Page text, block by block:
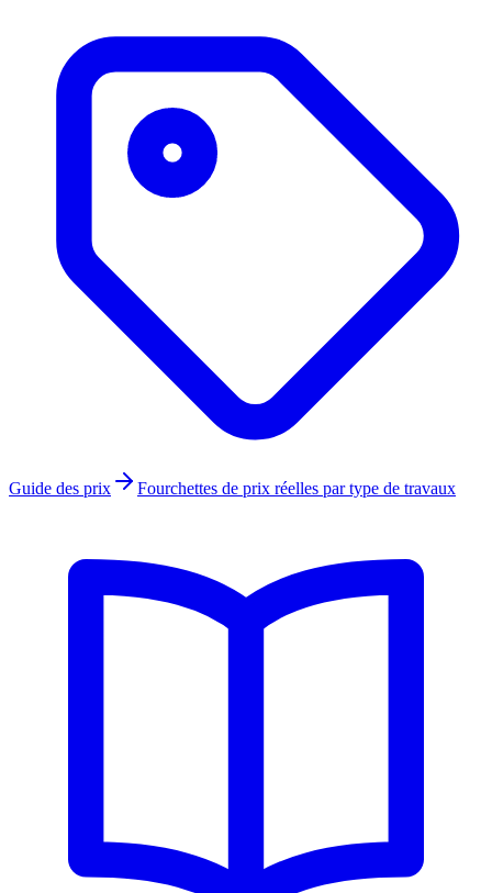
Guide des prix Fourchettes de prix réelles par type de travaux